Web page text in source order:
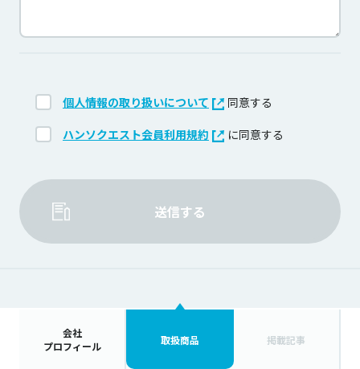
個人情報の取り扱いについて 同意する
ハンソクエスト会員利用規約 に同意する
送信する
会社
プロフィール
取扱商品 掲載記事